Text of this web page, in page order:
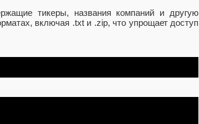
тикеры, названия компаний и другую
включая .txt и .zip, что упрощает доступ